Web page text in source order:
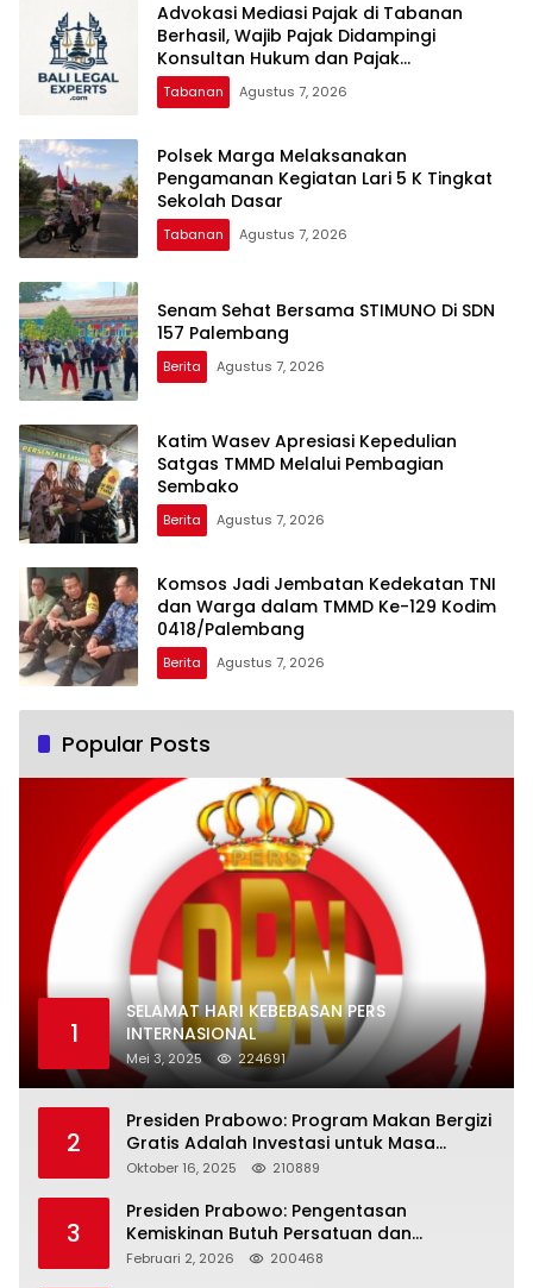
Advokasi Mediasi Pajak di Tabanan
Berhasil, Wajib Pajak Didampingi
Konsultan Hukum dan Pajak
Balilegalexperts.com
Tabanan Agustus 7, 2026
Polsek Marga Melaksanakan
Pengamanan Kegiatan Lari 5 K Tingkat
Sekolah Dasar
Tabanan Agustus 7, 2026
Senam Sehat Bersama STIMUNO Di SDN
157 Palembang
Berita Agustus 7, 2026
Katim Wasev Apresiasi Kepedulian
Satgas TMMD Melalui Pembagian
Sembako
Berita Agustus 7, 2026
Komsos Jadi Jembatan Kedekatan TNI
dan Warga dalam TMMD Ke-129 Kodim
0418/Palembang
Berita Agustus 7, 2026
Popular Posts
1
SELAMAT HARI KEBEBASAN PERS
INTERNASIONAL
Mei 3, 2025 224691
2
Presiden Prabowo: Program Makan Bergizi
Gratis Adalah Investasi untuk Masa
Depan Bangsa
Oktober 16, 2025 210889
3
Presiden Prabowo: Pengentasan
Kemiskinan Butuh Persatuan dan
Kepemimpinan yang Bertanggung Jawab
Februari 2, 2026 200468